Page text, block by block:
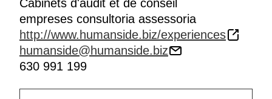
Cabinets d'audit et de conseil
empreses consultoria assessoria
http://www.humanside.biz/experiences
humanside@humanside.biz
630 991 199